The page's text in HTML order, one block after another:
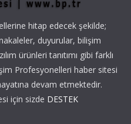
hitap edecek şekilde;
duyurular, bilişim
ürünleri tanıtımı gibi farklı
Profesyonelleri haber sitesi
devam etmektedir.
için sizde DESTEK